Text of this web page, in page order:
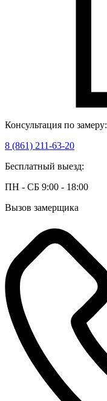
Консультация по замеру:
8 (861) 211-63-20
Бесплатный выезд:
ПН - СБ 9:00 - 18:00
Вызов замерщика